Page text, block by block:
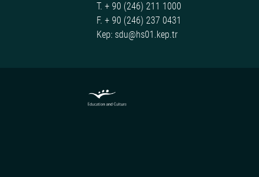
T. + 90 (246) 211 1000
F. + 90 (246) 237 0431
Kep: sdu@hs01.kep.tr